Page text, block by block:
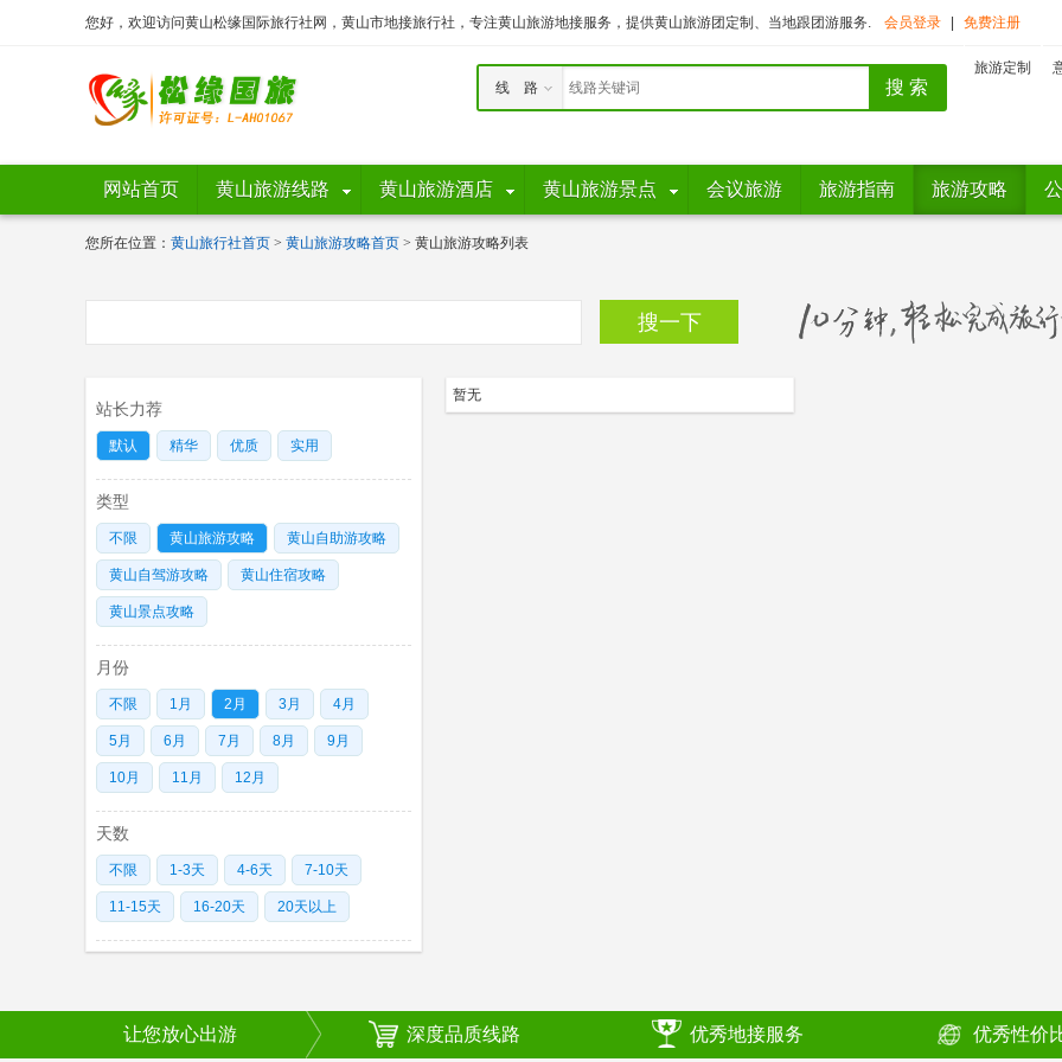
您好，欢迎访问黄山松缘国际旅行社网，黄山市地接旅行社，专注黄山旅游地接服务，提供黄山旅游团定制、当地跟团游服务. 会员登录 免费注册
旅游定制
线 路
网站首页 黄山旅游线路 黄山旅游酒店 黄山旅游景点 会议旅游 旅游指南 旅游攻略
您所在位置： 黄山旅行社首页 > 黄山旅游攻略首页 > 黄山旅游攻略列表
站长力荐
默认 精华 优质 实用
类型
不限 黄山旅游攻略 黄山自助游攻略
黄山自驾游攻略 黄山住宿攻略
黄山景点攻略
月份
不限 1月 2月 3月 4月
5月 6月 7月 8月 9月
10月 11月 12月
天数
不限 1-3天 4-6天 7-10天
11-15天 16-20天 20天以上
暂无
让您放心出游 深度品质线路 优秀地接服务 优秀性价